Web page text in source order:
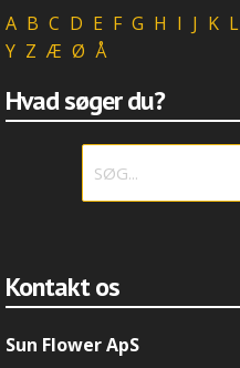
A B C D E F G H I J K L
Y Z Æ Ø Å
Hvad søger du?
Kontakt os
Sun Flower ApS